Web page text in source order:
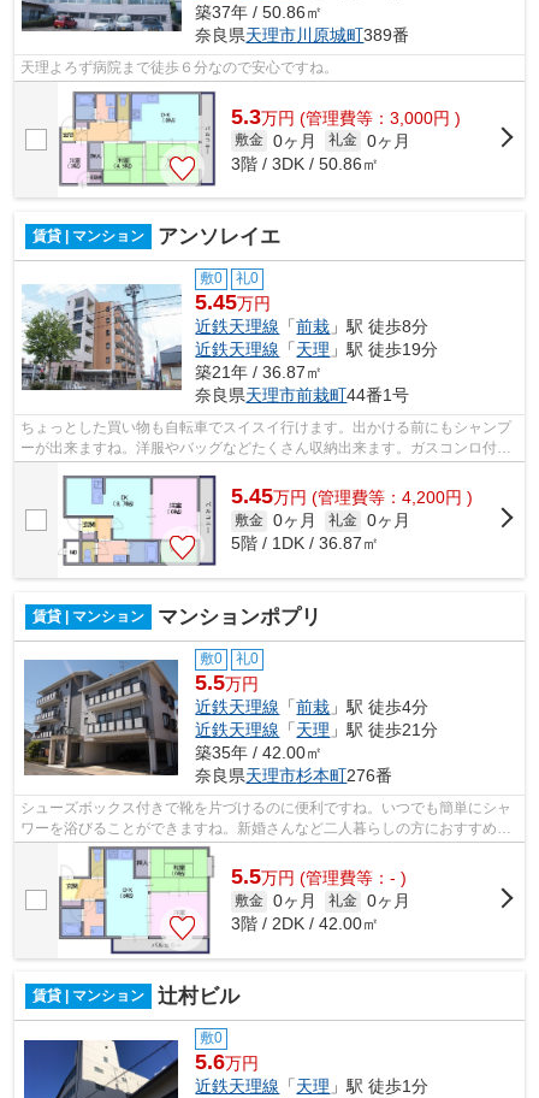
築37年 / 50.86㎡
奈良県天理市川原城町389番
天理よろず病院まで徒歩６分なので安心ですね。
5.3万円 (管理費等：3,000円 )
敷金 0ヶ月 礼金 0ヶ月
3階 / 3DK / 50.86㎡
賃貸 | マンション アンソレイエ
敷0 礼0
5.45万円
近鉄天理線 「前栽 」駅 徒歩8分
近鉄天理線 「天理 」駅 徒歩19分
築21年 / 36.87㎡
奈良県天理市前栽町44番1号
ちょっとした買い物も自転車でスイスイ行けます。出かける前にもシャンプ
ーが出来ますね。洋服やバッグなどたくさん収納出来ます。ガスコンロ付な
のでいつでもお料理を楽しめます。防...
5.45万円 (管理費等：4,200円 )
敷金 0ヶ月 礼金 0ヶ月
5階 / 1DK / 36.87㎡
賃貸 | マンション マンションポプリ
敷0 礼0
5.5万円
近鉄天理線 「前栽 」駅 徒歩4分
近鉄天理線 「天理 」駅 徒歩21分
築35年 / 42.00㎡
奈良県天理市杉本町276番
シューズボックス付きで靴を片づけるのに便利ですね。いつでも簡単にシャ
ワーを浴びることができますね。新婚さんなど二人暮らしの方におすすめの
物件です。断熱にも防音にも優れてい...
5.5万円 (管理費等：- )
敷金 0ヶ月 礼金 0ヶ月
3階 / 2DK / 42.00㎡
賃貸 | マンション 辻村ビル
敷0
5.6万円
近鉄天理線 「天理 」駅 徒歩1分